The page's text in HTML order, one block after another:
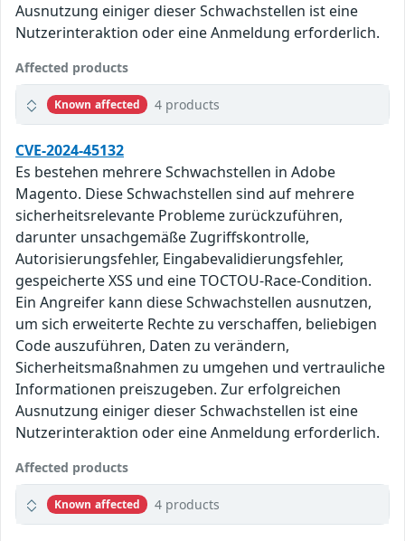
Ausnutzung einiger dieser Schwachstellen ist eine
Nutzerinteraktion oder eine Anmeldung erforderlich.
Affected products
Known affected 4 products
CVE-2024-45132
Es bestehen mehrere Schwachstellen in Adobe
Magento. Diese Schwachstellen sind auf mehrere
sicherheitsrelevante Probleme zurückzuführen,
darunter unsachgemäße Zugriffskontrolle,
Autorisierungsfehler, Eingabevalidierungsfehler,
gespeicherte XSS und eine TOCTOU-Race-Condition.
Ein Angreifer kann diese Schwachstellen ausnutzen,
um sich erweiterte Rechte zu verschaffen, beliebigen
Code auszuführen, Daten zu verändern,
Sicherheitsmaßnahmen zu umgehen und vertrauliche
Informationen preiszugeben. Zur erfolgreichen
Ausnutzung einiger dieser Schwachstellen ist eine
Nutzerinteraktion oder eine Anmeldung erforderlich.
Affected products
Known affected 4 products